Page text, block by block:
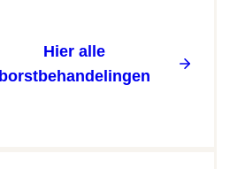
Hier alle
borstbehandelingen